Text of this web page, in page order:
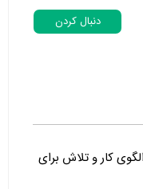
دنبال کردن
کار و تلاش برای